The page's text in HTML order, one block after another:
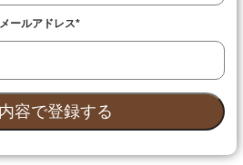
メールアドレス*